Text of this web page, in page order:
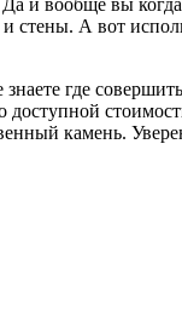
стены. А вот
где
камень.